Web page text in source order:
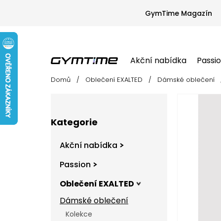
GymTime Magazín
Akční nabídka
Akční nabídka Passion Oblečení
Domů / Oblečení EXALTED / Dámské oblečení
kategorie
Kategorie
Akční nabídka
Passion
Oblečení EXALTED
Dámské oblečení
Kolekce